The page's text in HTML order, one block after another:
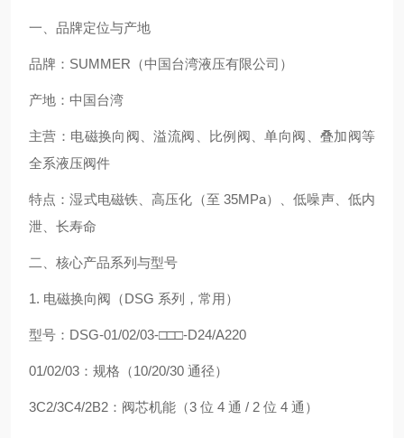
一、品牌定位与产地
品牌：SUMMER（中国台湾液压有限公司）
产地：中国台湾
主营：电磁换向阀、溢流阀、比例阀、单向阀、叠加阀等
全系液压阀件
特点：湿式电磁铁、高压化（至 35MPa）、低噪声、低内
泄、长寿命
二、核心产品系列与型号
1. 电磁换向阀（DSG 系列，常用）
型号：DSG-01/02/03-□□□-D24/A220
01/02/03：规格（10/20/30 通径）
3C2/3C4/2B2：阀芯机能（3 位 4 通 / 2 位 4 通）